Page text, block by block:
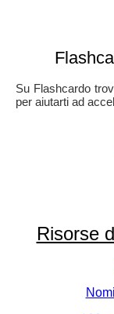
Su Flashcardo
per aiutarti ad
Risorse